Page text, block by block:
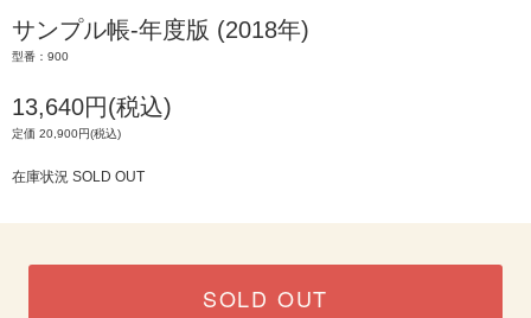
サンプル帳-年度版 (2018年)
型番：900
13,640円(税込)
定価 20,900円(税込)
在庫状況 SOLD OUT
SOLD OUT